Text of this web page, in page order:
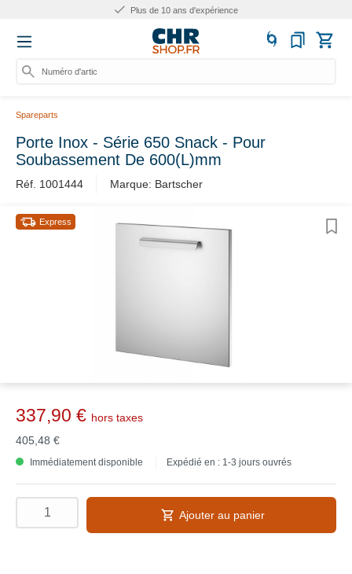
Plus de 10 ans d'expérience
Numéro d'article
Spareparts
Porte Inox - Série 650 Snack - Pour
Soubassement De 600(L)mm
Réf. 1001444 Marque: Bartscher
Express
337,90 € hors taxes
405,48 €
Immédiatement disponible Expédié en : 1-3 jours ouvrés
Ajouter au panier